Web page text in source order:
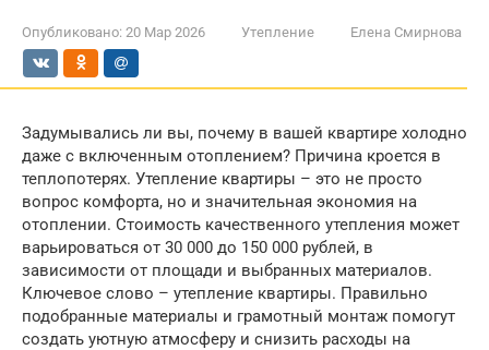
Опубликовано: 20 Мар 2026 Утепление Елена Смирнова
Задумывались ли вы, почему в вашей квартире холодно
даже с включенным отоплением? Причина кроется в
теплопотерях. Утепление квартиры – это не просто
вопрос комфорта, но и значительная экономия на
отоплении. Стоимость качественного утепления может
варьироваться от 30 000 до 150 000 рублей, в
зависимости от площади и выбранных материалов.
Ключевое слово – утепление квартиры. Правильно
подобранные материалы и грамотный монтаж помогут
создать уютную атмосферу и снизить расходы на